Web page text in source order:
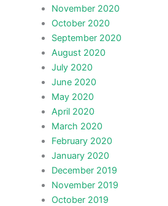
November 2020
October 2020
September 2020
August 2020
July 2020
June 2020
May 2020
April 2020
March 2020
February 2020
January 2020
December 2019
November 2019
October 2019